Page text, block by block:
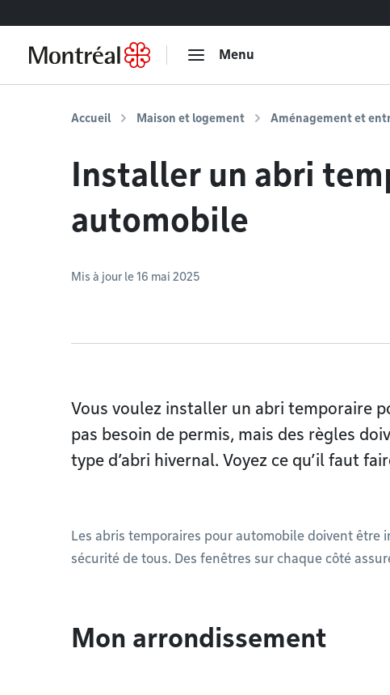
Menu
Accueil Maison et logement Aménagement et
Installer un abri
automobile
Mis à jour le 16 mai 2025
Vous voulez installer un abri temporaire
pas besoin de permis, mais des règles
type d’abri hivernal. Voyez ce qu’il faut
Les abris temporaires pour automobile doivent être
sécurité de tous. Des fenêtres sur chaque côté
Mon arrondissement